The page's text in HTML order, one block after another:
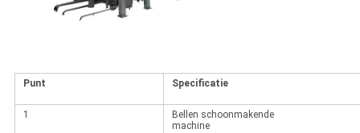
Punt Specificatie
1
Bellen schoonmakende
machine